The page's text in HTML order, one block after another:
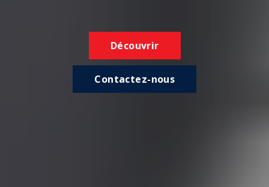
Découvrir
Contactez-nous